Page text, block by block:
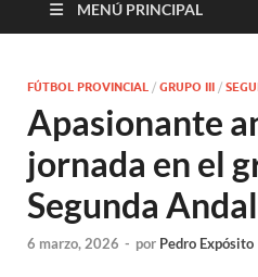
MENÚ PRINCIPAL
FÚTBOL PROVINCIAL / GRUPO III /
Apasionante
jornada en el
Segunda
6 marzo, 2026 - por Pedro Expósito